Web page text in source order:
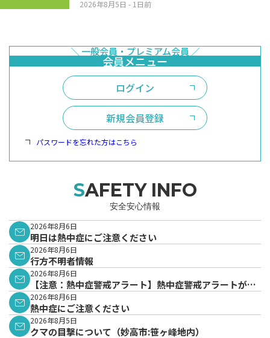
2026年8月5日 - 1日前
ログイン
新規会員登録
パスワードを忘れた方はこちら
SAFETY INFO
安全安心情報
2026年8月6日
明日は熱中症にご注意ください
2026年8月6日
行方不明者情報
2026年8月6日
【注意：熱中症警戒アラート】熱中症警戒アラートが発
表されています。
2026年8月6日
熱中症にご注意ください
2026年8月5日
クマの目撃について（妙高市:笹ヶ峰地内）